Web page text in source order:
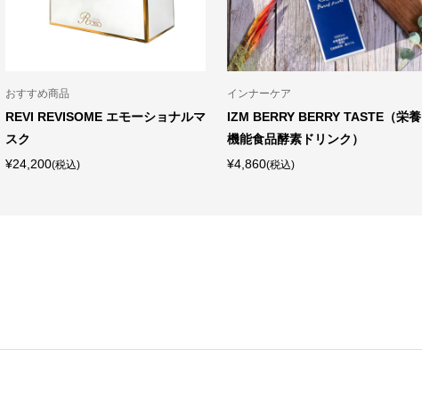
おすすめ商品
REVI REVISOME エモーショナルマ
スク
¥24,200(税込)
インナーケア
IZM BERRY BERRY TASTE（栄養
機能食品酵素ドリンク）
¥4,860(税込)